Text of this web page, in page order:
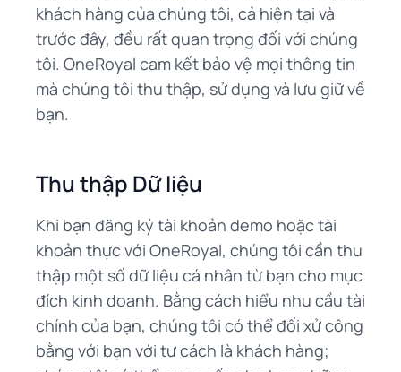
khách hàng của chúng tôi, cả hiện tại và
trước đây, đều rất quan trọng đối với chúng
tôi. OneRoyal cam kết bảo vệ mọi thông tin
mà chúng tôi thu thập, sử dụng và lưu giữ về
bạn.
Thu thập Dữ liệu
Khi bạn đăng ký tài khoản demo hoặc tài
khoản thực với OneRoyal, chúng tôi cần thu
thập một số dữ liệu cá nhân từ bạn cho mục
đích kinh doanh. Bằng cách hiểu nhu cầu tài
chính của bạn, chúng tôi có thể đối xử công
bằng với bạn với tư cách là khách hàng;